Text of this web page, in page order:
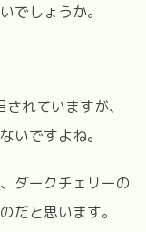
でしょうか。
れていますが、
いですよね。
ダークチェリーの
だと思います。